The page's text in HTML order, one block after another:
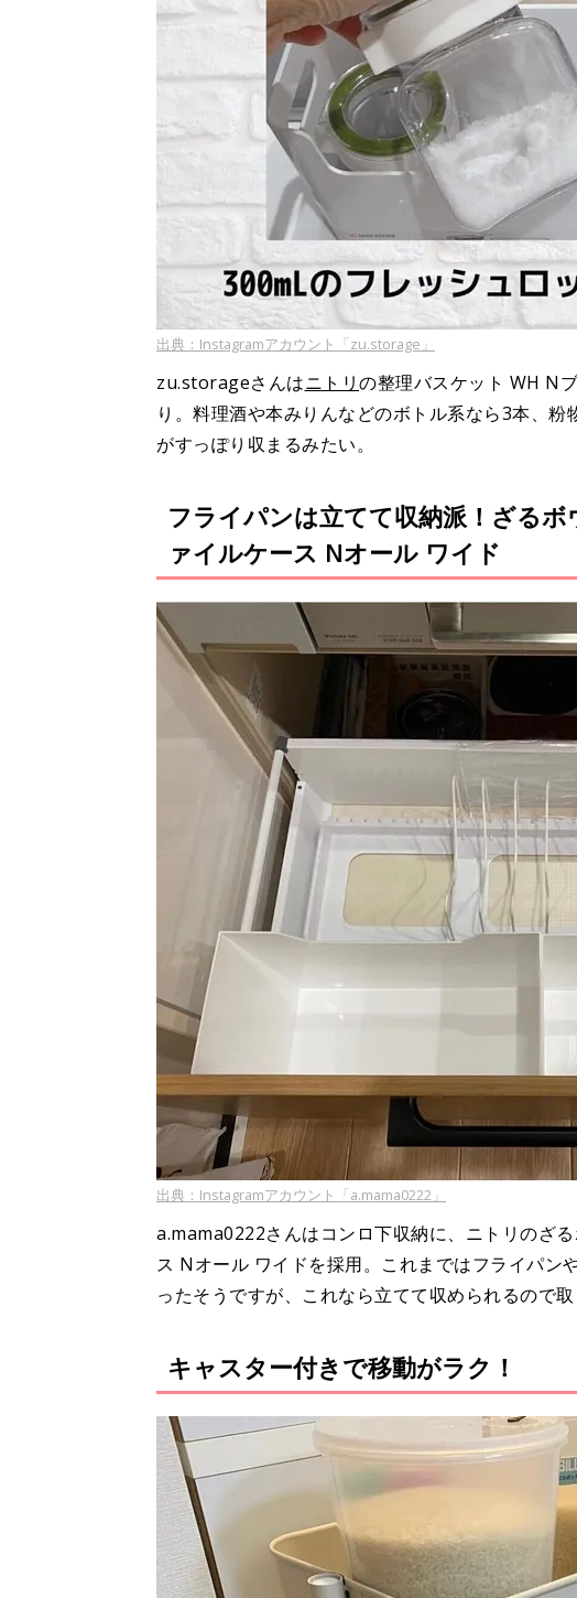
出典：Instagramアカウント「zu.storage」
zu.storageさんはニトリの整理バスケット WH N
り。料理酒や本みりんなどのボトル系なら3本、
がすっぽり収まるみたい。
フライパンは立てて収納派！ざる
ァイルケース Nオール ワイド
出典：Instagramアカウント「a.mama0222」
a.mama0222さんはコンロ下収納に、ニトリのざ
ス Nオール ワイドを採用。これまではフライパン
ったそうですが、これなら立てて収められるので取
キャスター付きで移動がラク！